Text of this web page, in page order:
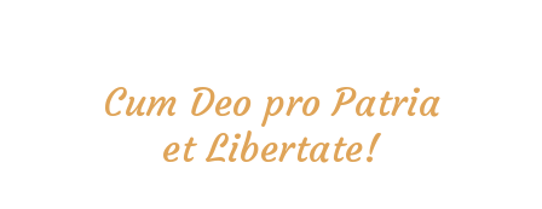
Cum Deo pro Patria
et Libertate!